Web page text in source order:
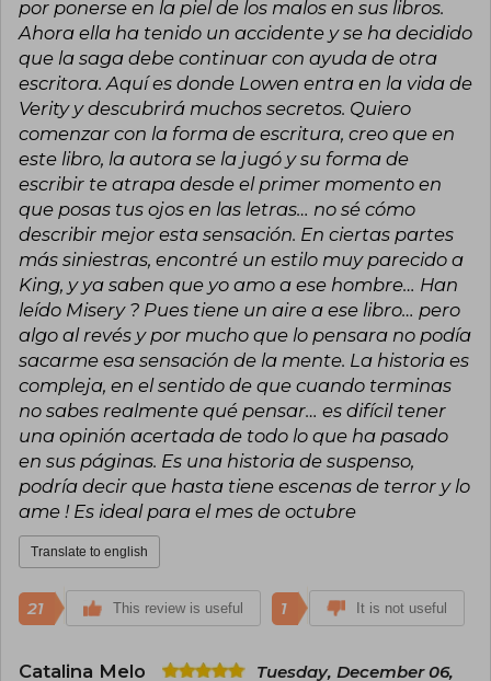
bestseller lists.
In addition to her literary success, Hoover is
known for her closeness with fans and her
passion for charitable causes. She is the creator
of The Bookworm Box, a project that combines
her love for reading with philanthropy, as the
profits are donated to charitable organizations.
Her unique style, which mixes intense emotions
with real and vulnerable characters, has
established Colleen Hoover as one of the most
influential voices in contemporary literature. Her
books, translated into multiple languages,
continue to inspire and excite readers around
the world.
por ponerse en la piel de los malos en sus libros.
Ahora ella ha tenido un accidente y se ha decidido
que la saga debe continuar con ayuda de otra
escritora. Aquí es donde Lowen entra en la vida de
Verity y descubrirá muchos secretos. Quiero
comenzar con la forma de escritura, creo que en
este libro, la autora se la jugó y su forma de
escribir te atrapa desde el primer momento en
que posas tus ojos en las letras… no sé cómo
describir mejor esta sensación. En ciertas partes
más siniestras, encontré un estilo muy parecido a
King, y ya saben que yo amo a ese hombre… Han
leído Misery ? Pues tiene un aire a ese libro… pero
algo al revés y por mucho que lo pensara no podía
sacarme esa sensación de la mente. La historia es
compleja, en el sentido de que cuando terminas
no sabes realmente qué pensar… es difícil tener
una opinión acertada de todo lo que ha pasado
en sus páginas. Es una historia de suspenso,
podría decir que hasta tiene escenas de terror y lo
ame ! Es ideal para el mes de octubre
Translate to english
21 This review is useful 1 It is not useful
Catalina Melo Tuesday, December 06,